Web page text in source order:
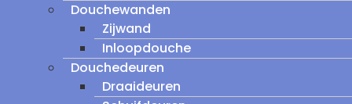
Douchewanden
Zijwand
Inloopdouche
Douchedeuren
Draaideuren